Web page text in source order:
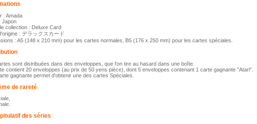
: Amada
Japon
collection : Deluxe Card
: デラックスカード
: A5 (148 x 210 mm) pour les cartes normales, B5 (176 x 250 mm) pour les cartes spéciales.
sont distribuées dans des enveloppes, que l'on tire au hasard dans une boîte.
contient 20 enveloppes (au prix de 50 yens pièce), dont 5 enveloppes contenant 1 carte gagnante "Atari".
gagnante permet d'obtenir une des cartes Spéciales.
de rareté
des séries